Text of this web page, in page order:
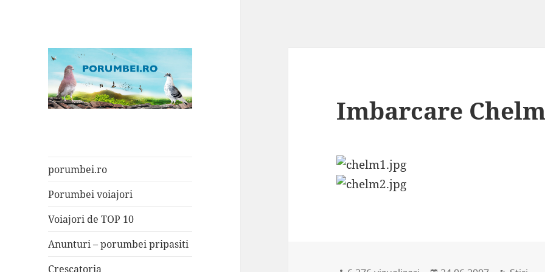
porumbei.ro
Porumbei voiajori
Voiajori de TOP 10
Anunturi – porumbei pripasiti
Crescatoria
Imbarcare